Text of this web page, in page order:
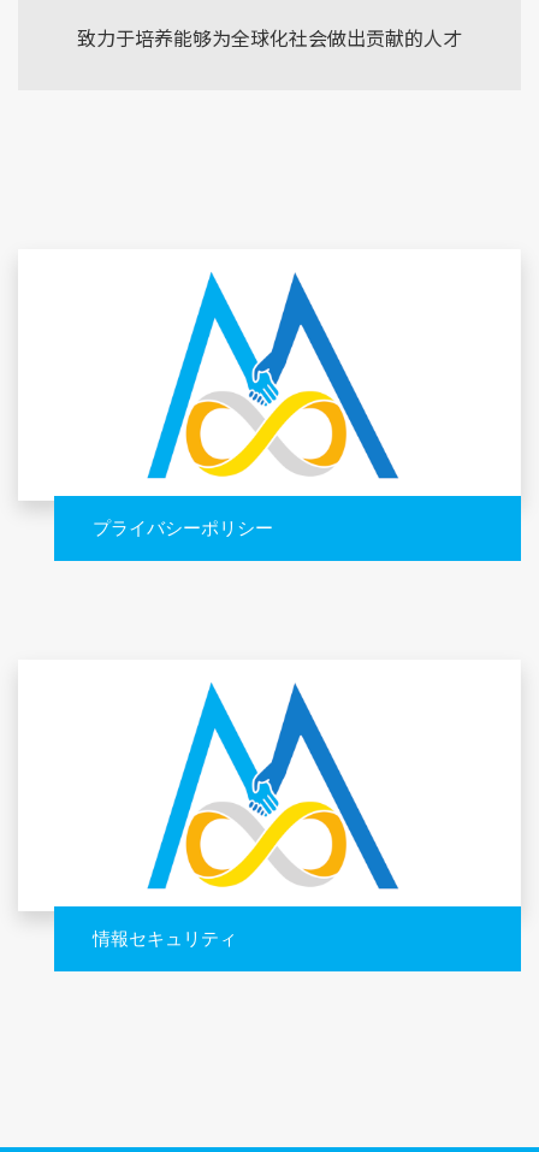
致力于培养能够为全球化社会做出贡献的人才
プライバシーポリシー
情報セキュリティ